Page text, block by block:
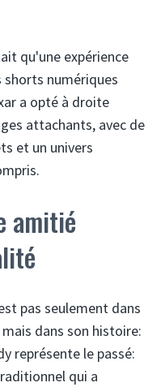
qu'une expérience
shorts numériques
a opté à droite
attachants, avec de
et un univers
amitié
pas seulement dans
dans son histoire:
représente le passé:
qui a